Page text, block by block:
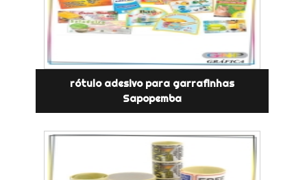
rótulo adesivo para garrafinhas
Sapopemba